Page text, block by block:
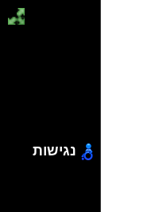
נגישות